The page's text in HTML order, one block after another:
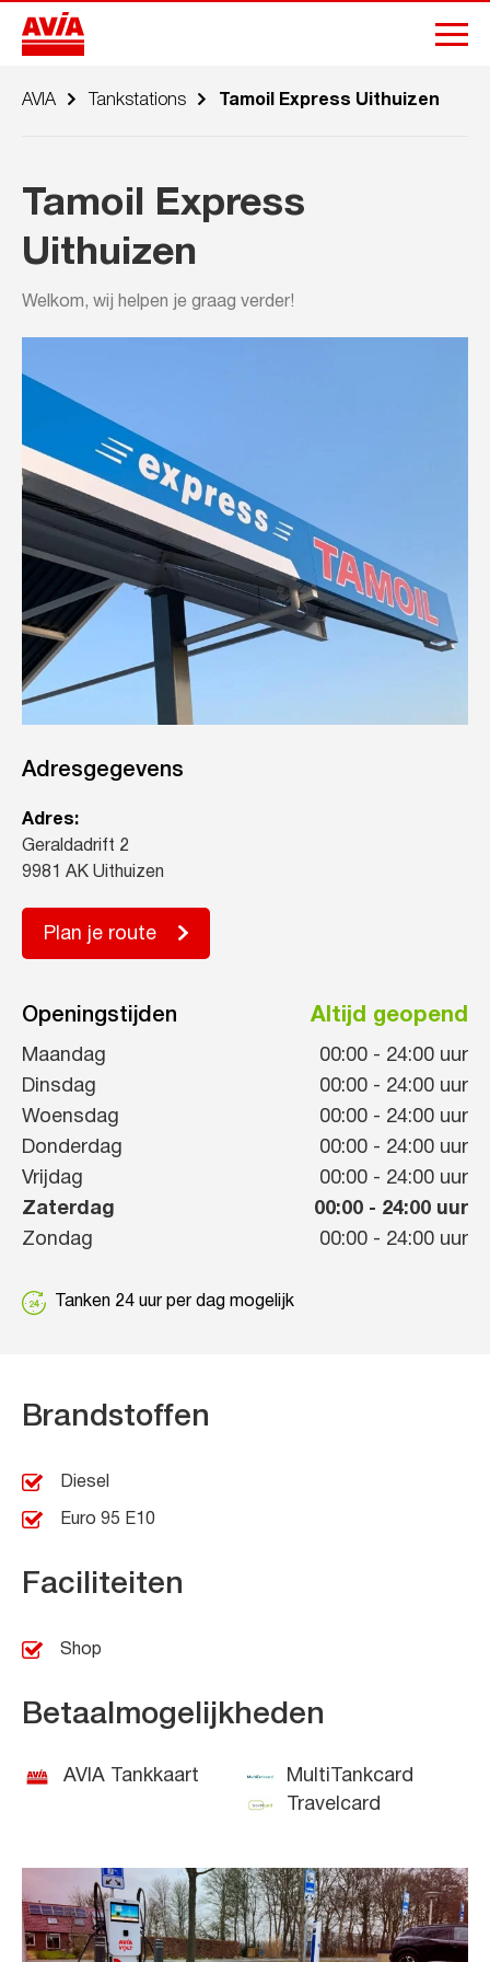
AVIA Tankstations Tamoil Express Uithuizen
Tamoil Express
Uithuizen
Welkom, wij helpen je graag verder!
Adresgegevens
Adres:
Geraldadrift 2
9981 AK Uithuizen
Plan je route
Openingstijden Altijd geopend
Maandag 00:00 - 24:00 uur
Dinsdag
00:00 - 24:00 uur
Woensdag
00:00 - 24:00 uur
Donderdag
00:00 - 24:00 uur
Vrijdag
00:00 - 24:00 uur
Zaterdag
00:00 - 24:00 uur
Zondag
00:00 - 24:00 uur
Tanken 24 uur per dag mogelijk
Brandstoffen
Diesel
Euro 95 E10
Faciliteiten
Shop
Betaalmogelijkheden
AVIA Tankkaart
MultiTankcard
Travelcard